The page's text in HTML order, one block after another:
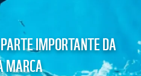
IMPORTANTE DA
MARCA